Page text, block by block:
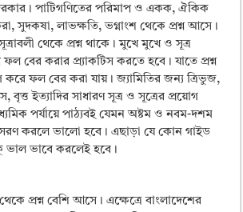
পাটিগণিতের পরিমাপ ও একক, ঐকিক
সুদকষা, লাভক্ষতি, ভগ্নাংশ থেকে প্রশ্ন আসে।
থেকে প্রশ্ন থাকে। মুখে মুখে ও সূত্র
বের করার প্র্যাকটিস করতে হবে। যাতে প্রশ্ন
করে ফল বের করা যায়। জ্যামিতির জন্য ত্রিভুজ,
বৃত্ত ইত্যাদির সাধারণ সূত্র ও সূত্রের প্রয়োগ
পর্যায়ে পাঠ্যবই যেমন অষ্টম ও নবম-দশম
করলে ভালো হবে। এছাড়া যে কোন গাইড
ভাবে করলেই হবে।
প্রশ্ন বেশি আসে। এক্ষেত্রে বাংলাদেশের